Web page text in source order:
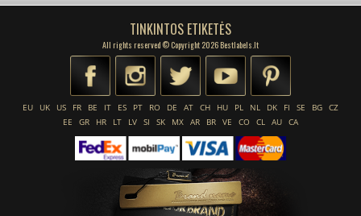
TINKINTOS ETIKETĖS
All rights reserved © Copyright 2026 Bestlabels.lt
EU UK US FR BE IT ES PT RO DE AT CH HU PL NL DK FI SE BG CZ
EE
GR HR LT LV SI SK MX AR BR VE CO CL AU CA